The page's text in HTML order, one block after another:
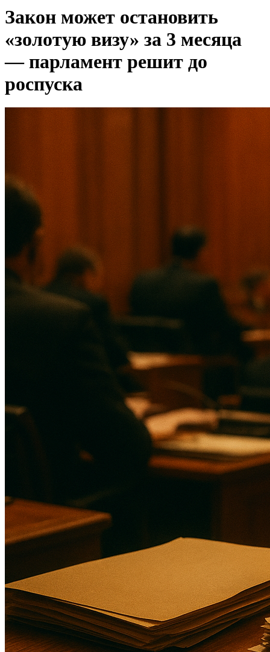
Закон может остановить
«золотую визу» за 3 месяца
— парламент решит до
роспуска